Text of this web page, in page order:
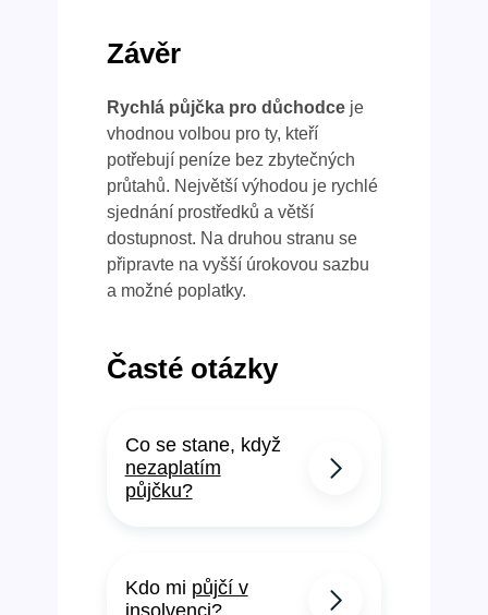
Závěr
Rychlá půjčka pro důchodceje
vhodnou volbou pro ty, kteří
potřebují peníze bez zbytečných
průtahů. Největší výhodou je rychlé
sjednání prostředků a větší
dostupnost. Na druhou stranu se
připravte na vyšší úrokovou sazbu
a možné poplatky.
Časté otázky
Co se stane, když
nezaplatím
půjčku?
Kdo mi půjčí v
insolvenci?